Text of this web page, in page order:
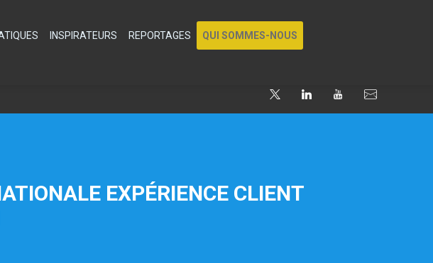
INSPIRATEURS REPORTAGES QUI SOMMES-NOUS
EXPÉRIENCE CLIENT